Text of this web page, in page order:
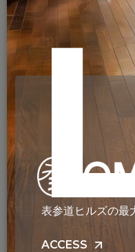
表参道ヒルズの最
ACCESS